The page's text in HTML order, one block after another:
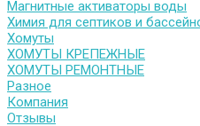
Магнитные активаторы воды
Химия для септиков и
Хомуты
ХОМУТЫ КРЕПЕЖНЫЕ
ХОМУТЫ РЕМОНТНЫЕ
Разное
Компания
Отзывы